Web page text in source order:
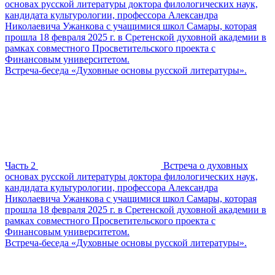
основах русской литературы доктора филологических наук,
кандидата культурологии, профессора Александра
Николаевича Ужанкова с учащимися школ Самары, которая
прошла 18 февраля 2025 г. в Сретенской духовной академии в
рамках совместного Просветительского проекта с
Финансовым университетом.
Встреча-беседа «Духовные основы русской литературы».
Часть 2
Встреча о духовных
основах русской литературы доктора филологических наук,
кандидата культурологии, профессора Александра
Николаевича Ужанкова с учащимися школ Самары, которая
прошла 18 февраля 2025 г. в Сретенской духовной академии в
рамках совместного Просветительского проекта с
Финансовым университетом.
Встреча-беседа «Духовные основы русской литературы».